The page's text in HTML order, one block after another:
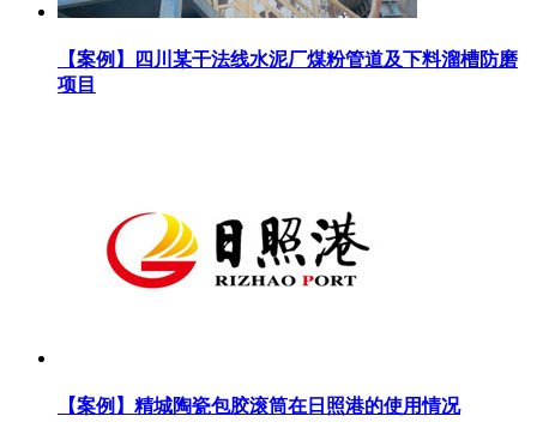
【案例】四川某干法线水泥厂煤粉管道及下料溜槽防磨
项目
【案例】精城陶瓷包胶滚筒在日照港的使用情况